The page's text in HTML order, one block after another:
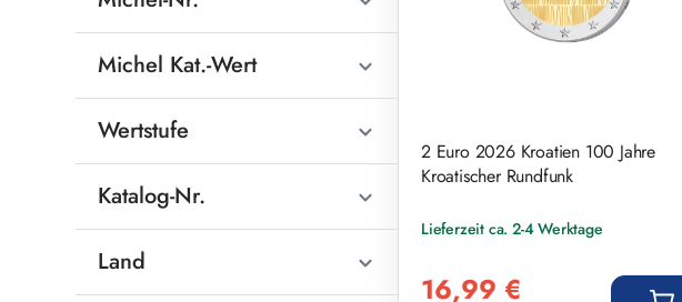
Michel Kat.-Wert
Wertstufe
Katalog-Nr.
Land
2 Euro 2026 Kroatien 100 Jahre
Kroatischer Rundfunk
Lieferzeit ca. 2-4 Werktage
16,99 €